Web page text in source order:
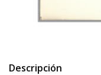
Descripción